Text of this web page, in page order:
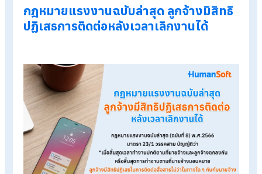
Tips!อ่านบทความเพิ่มเติมได้ที่ >>>พ.ร.บ.คุ้มครองแรงงาน (ฉบั
รู้จักโปรแกรม HR ของ HumanSoft เพิ่มเติม
โปรแกรมคำนวณเงินเดือนอัตโนมัติ
ระบบลงเวลาทำงานออนไลน์
ราคาโปรแกรมเงินเดือน เริ่มต้น 590 บาท/เดือน
ทดลองใช้งานฟรี 30 วัน